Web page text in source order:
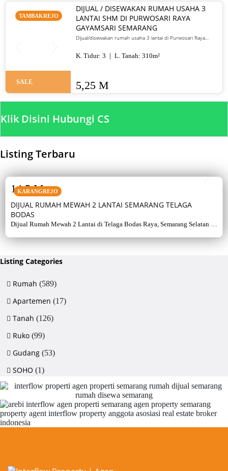
TAMBAKREJO
SALE
DIJUAL / DISEWAKAN RUMAH USAHA 3
LANTAI SHM DI PURWOSARI RAYA
GAYAMSARI SEMARANG
Dijual/disewakan rumah usaha 3 lantai di Purwosari Raya
utama. Jual 5,25 M / sewa 135 juta per tahun.
K. Tidur: 3 L. Tanah: 310m²
5,25 M
Klik Disini Hubungi CS
Listing Terbaru
KARANGREJO
DIJUAL RUMAH MEWAH 2 LANTAI SEMARANG TELAGA
BODAS
Dijual Rumah Mewah 2 Lantai di Telaga Bodas Raya, Semarang Selatan –
listrik 5500 watt, air artetis. Lingkungan asri & strategis.
14,5 M
Listing Categories
Rumah (589)
Apartemen (17)
Tanah (126)
Ruko (99)
Gudang (53)
SOHO (1)